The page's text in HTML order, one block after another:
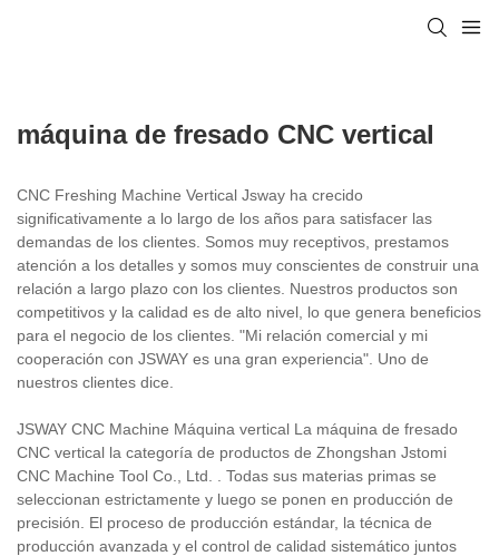
máquina de fresado CNC vertical
CNC Freshing Machine Vertical Jsway ha crecido
significativamente a lo largo de los años para satisfacer las
demandas de los clientes. Somos muy receptivos, prestamos
atención a los detalles y somos muy conscientes de construir una
relación a largo plazo con los clientes. Nuestros productos son
competitivos y la calidad es de alto nivel, lo que genera beneficios
para el negocio de los clientes. "Mi relación comercial y mi
cooperación con JSWAY es una gran experiencia". Uno de
nuestros clientes dice.
JSWAY CNC Machine Máquina vertical La máquina de fresado
CNC vertical la categoría de productos de Zhongshan Jstomi
CNC Machine Tool Co., Ltd. . Todas sus materias primas se
seleccionan estrictamente y luego se ponen en producción de
precisión. El proceso de producción estándar, la técnica de
producción avanzada y el control de calidad sistemático juntos